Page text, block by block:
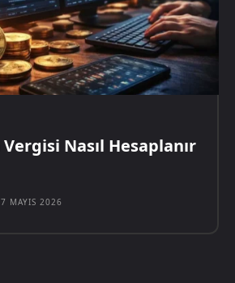
Nasıl Hesaplanır
MAYIS 2026